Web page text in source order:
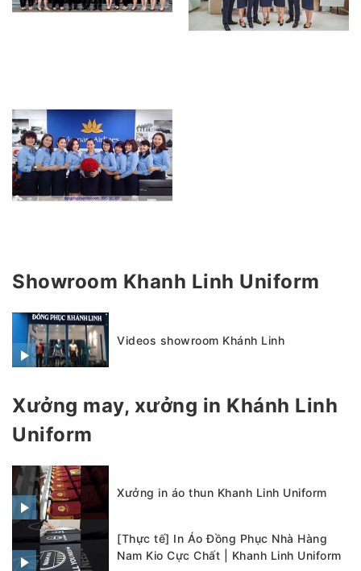
Showroom Khanh Linh Uniform
Videos showroom Khánh Linh
Xưởng may, xưởng in Khánh Linh
Uniform
Xưởng in áo thun Khanh Linh Uniform
[Thực tế] In Áo Đồng Phục Nhà Hàng
Nam Kio Cực Chất | Khanh Linh Uniform